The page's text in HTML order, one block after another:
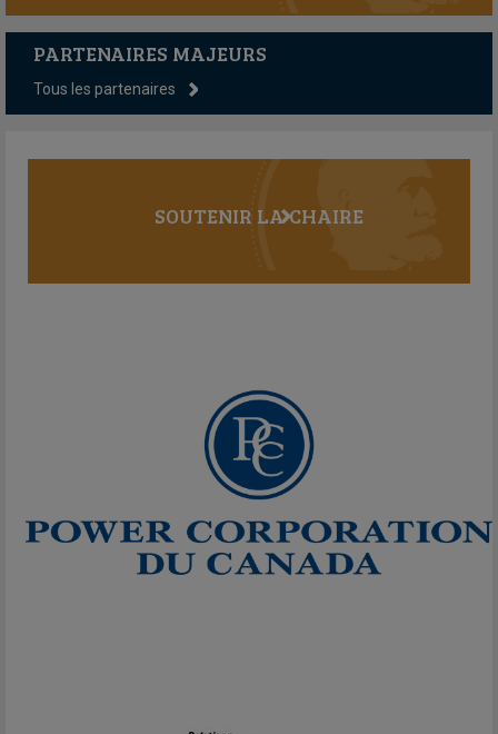
PARTENAIRES MAJEURS
Tous les partenaires
SOUTENIR LA CHAIRE